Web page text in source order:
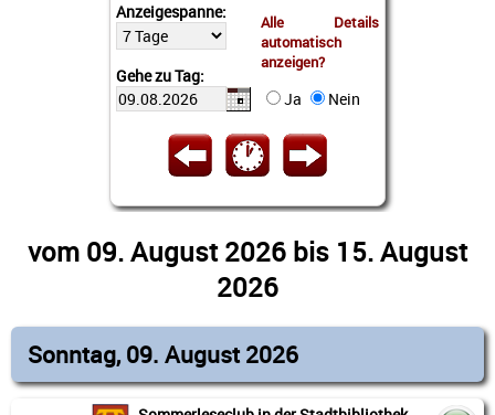
Anzeigespanne:
Gehe zu Tag:
Alle Details
automatisch
anzeigen?
Ja Nein
vom 09. August 2026 bis 15. August
2026
Sonntag, 09. August 2026